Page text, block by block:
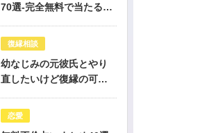
70選-完全無料で当たる占
復縁相談
幼なじみの元彼氏とやり
直したいけど復縁の可能
恋愛